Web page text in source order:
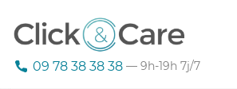
09 78 38 38 38 — 9h-19h 7j/7